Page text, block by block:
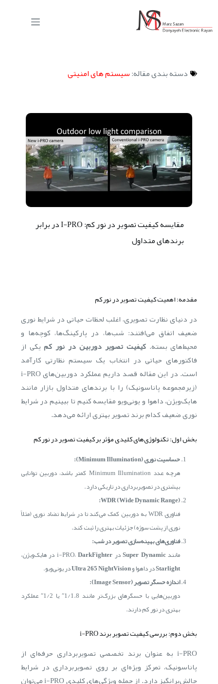
دسته بندی مقاله:سیستم های امنیتی
مقایسه کیفیت تصویر در نور کم: I-PRO در برابر
برندهای متداول
مقدمه: اهمیت کیفیت تصویر در نور کم
در دنیای نظارت تصویری، اغلب لحظات حیاتی در شرایط نوری
ضعیف اتفاق می‌افتند: شب‌ها، در پارکینگ‌ها، کوچه‌ها و
محیط‌های بسته.کیفیت تصویر دوربین در نور کمیکی از
فاکتورهای حیاتی در انتخاب یک سیستم نظارتی کارآمد
است. در این مقاله قصد داریم عملکرد دوربین‌های i-PRO
(زیرمجموعه پاناسونیک) را با برندهای متداول بازار مانند
هایک‌ویژن، داهوا و یونی‌ویو مقایسه کنیم تا ببینیم در شرایط
نوری ضعیف کدام برند تصویر بهتری ارائه می‌دهد.
بخش اول: تکنولوژی‌های کلیدی مؤثر بر کیفیت تصویر در نور کم
حساسیت نوری (Minimum Illumination):
هرچه عدد Minimum Illumination کمتر باشد، دوربین توانایی
بیشتری در تصویربرداری در تاریکی دارد.
WDR (Wide Dynamic Range):
فناوری WDR به دوربین کمک می‌کند تا در شرایط تضاد نوری (مثلاً
نوری از پشت سوژه) جزئیات بهتری را ثبت کند.
فناوری‌های بهینه‌سازی تصویر در شب:
مانندSuper Dynamicدر i-PRO،DarkFighter
در هایک‌ویژن،
Starlightدر داهوا وUltra 265 NightVisionدر یونی‌ویو.
اندازه حسگر تصویر (Image Sensor):
دوربین‌هایی با حسگرهای بزرگ‌تر مانند 1/1.8″ یا 1/2″ عملکرد
بهتری در نور کم دارند.
بخش دوم: بررسی کیفیت تصویر برند i-PRO
i-PRO به عنوان برند تخصصی تصویربرداری حرفه‌ای از
پاناسونیک، تمرکز ویژه‌ای بر روی تصویربرداری در شرایط
چالش‌برانگیز دارد. از جمله ویژگی‌های کلیدی i-PRO می‌توان